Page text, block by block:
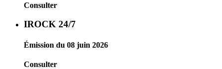
Consulter
IROCK 24/7
Émission du 08 juin 2026
Consulter